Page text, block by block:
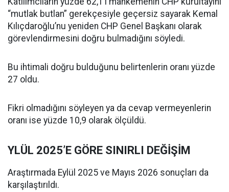
“mutlak butlan” gerekçesiyle geçersiz sayarak Kemal
Kılıçdaroğlu’nu yeniden CHP Genel Başkanı olarak
görevlendirmesini doğru bulmadığını söyledi.
Bu ihtimali doğru bulduğunu belirtenlerin oranı yüzde
27 oldu.
Fikri olmadığını söyleyen ya da cevap vermeyenlerin
oranı ise yüzde 10,9 olarak ölçüldü.
YLÜL 2025’E GÖRE SINIRLI DEĞİŞİM
Araştırmada Eylül 2025 ve Mayıs 2026 sonuçları da
karşılaştırıldı.